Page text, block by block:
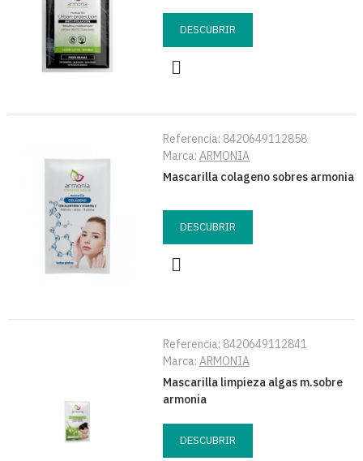
DESCUBRIR
Referencia: 8420649112858
Marca: ARMONIA
Mascarilla colageno sobres armonia
DESCUBRIR
Referencia: 8420649112841
Marca:ARMONIA
Mascarilla limpieza algas m.sobre
armonia
DESCUBRIR